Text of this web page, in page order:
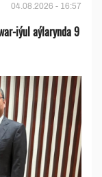
04.08.2026 - 16:57
iýul aýlarynda 9